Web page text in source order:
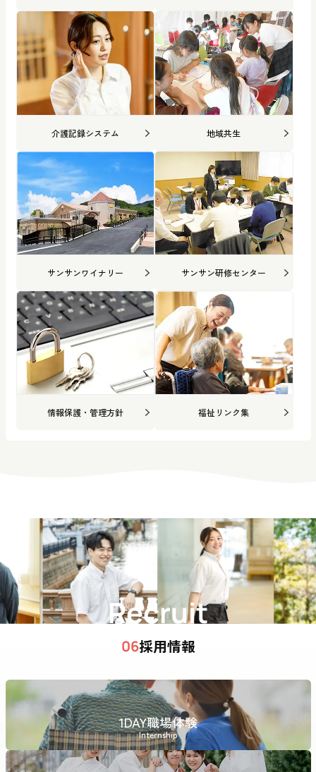
介護記録システム 地域共生
サンサンワイナリー サンサン研修センター
情報保護・管理方針 福祉リンク集
Recruit
06採用情報
1DAY職場体験
Internship